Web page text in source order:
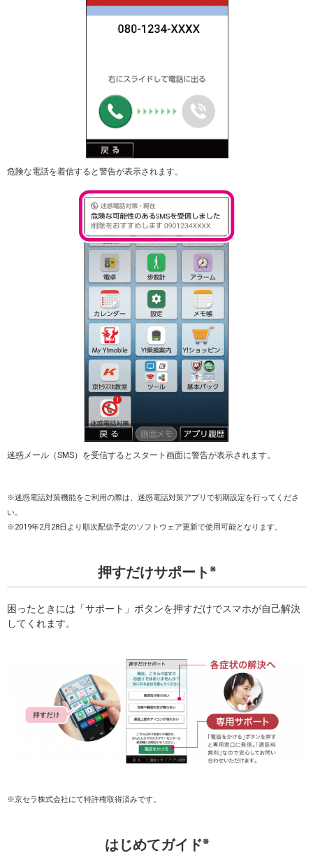
危険な電話を着信すると警告が表示されます。
迷惑メール（SMS）を受信するとスタート画面に警告が表示されます。
※迷惑電話対策機能をご利用の際は、迷惑電話対策アプリで初期設定を行ってくださ
い。
※2019年2月28日より順次配信予定のソフトウェア更新で使用可能となります。
押すだけサポート ※
困ったときには「サポート」ボタンを押すだけでスマホが自己解決
してくれます。
※京セラ株式会社にて特許権取得済みです。
はじめてガイド※